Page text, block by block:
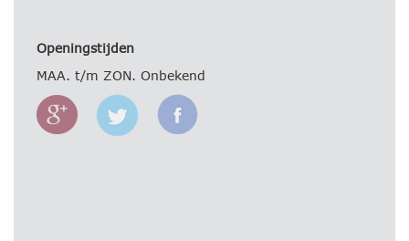
Openingstijden
MAA. t/m ZON. Onbekend